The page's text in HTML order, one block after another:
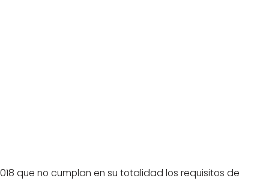
que no cumplan en su totalidad los requisitos de